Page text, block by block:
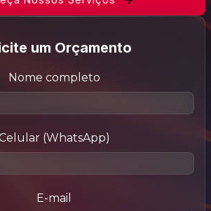
um Orçamento
Nome completo
(WhatsApp)
E-mail